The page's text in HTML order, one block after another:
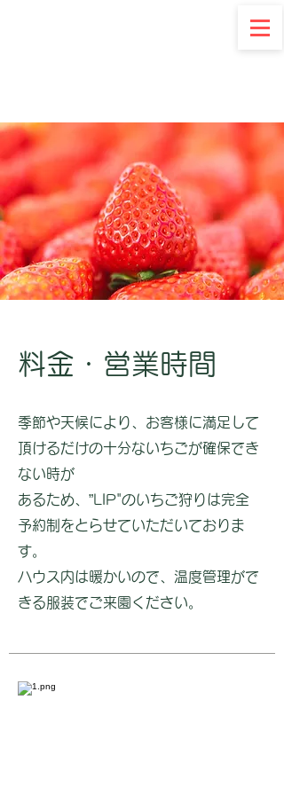
​料金・営業時間
季節や天候により、お客様に満足して
頂けるだけの十分ないちごが確保でき
ない時が
あるため、”LIP"のいちご狩りは完全
予約制をとらせていただいておりま
す。
ハウス内は暖かいので、温度管理がで
きる服装でご来園ください。